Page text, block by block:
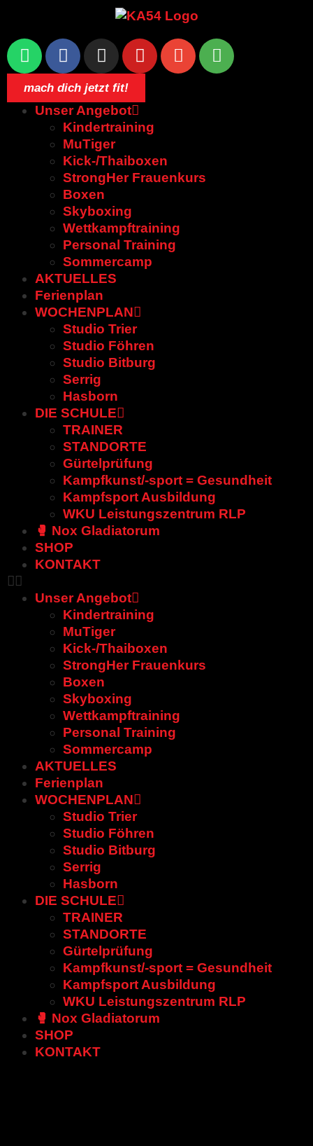
mach dich jetzt fit!
Unser Angebot
Kindertraining
MuTiger
Kick-/Thaiboxen
StrongHer Frauenkurs
Boxen
Skyboxing
Wettkampftraining
Personal Training
Sommercamp
AKTUELLES
Ferienplan
WOCHENPLAN
Studio Trier
Studio Föhren
Studio Bitburg
Serrig
Hasborn
DIE SCHULE
TRAINER
STANDORTE
Gürtelprüfung
Kampfkunst/-sport = Gesundheit
Kampfsport Ausbildung
WKU Leistungszentrum RLP
🥊 Nox Gladiatorum
SHOP
KONTAKT
Unser Angebot
Kindertraining
MuTiger
Kick-/Thaiboxen
StrongHer Frauenkurs
Boxen
Skyboxing
Wettkampftraining
Personal Training
Sommercamp
AKTUELLES
Ferienplan
WOCHENPLAN
Studio Trier
Studio Föhren
Studio Bitburg
Serrig
Hasborn
DIE SCHULE
TRAINER
STANDORTE
Gürtelprüfung
Kampfkunst/-sport = Gesundheit
Kampfsport Ausbildung
WKU Leistungszentrum RLP
🥊 Nox Gladiatorum
SHOP
KONTAKT